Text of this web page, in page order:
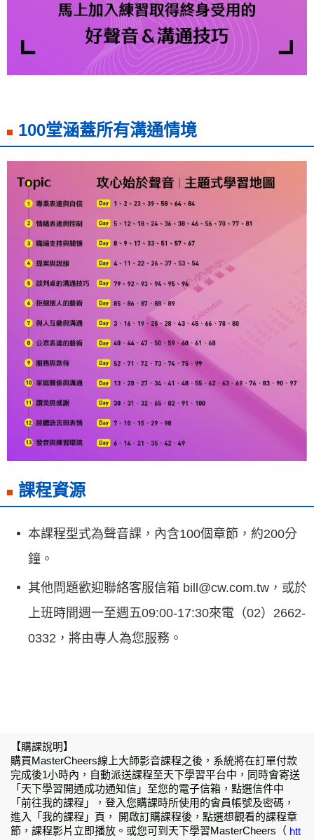
100堂涵蓋所有溝通情境
課程資源
本課程型式為聲音課，內含100個章節，約200分
鐘。
其他問題歡迎聯絡客服信箱 bill@cw.com.tw，或於
上班時間週一至週五09:00-17:30來電（02）2662-
0332，將由專人為您服務。
【購課說明】
購買MasterCheers線上大師影音課程之後，系統將在訂單付款
完成後1小時內，自動派送課程至天下學習平台中，同時會寄送
「天下學習開通成功通知信」至您的電子信箱，點選信件中
「前往我的課程」，登入您購課時所使用的會員帳號及密碼，
進入「我的課程」頁， 開啟訂購課程後，點選想觀看的課程章
節，課程影片立即播放。或您可到天下學習MasterCheers（ htt